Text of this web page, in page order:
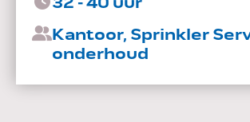
Impact
Onderhoud
Kantoor, Sprinkler
onderhoud